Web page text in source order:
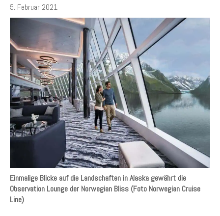
5. Februar 2021
Einmalige Blicke auf die Landschaften in Alaska gewährt die
Observation Lounge der Norwegian Bliss (Foto Norwegian Cruise
Line)